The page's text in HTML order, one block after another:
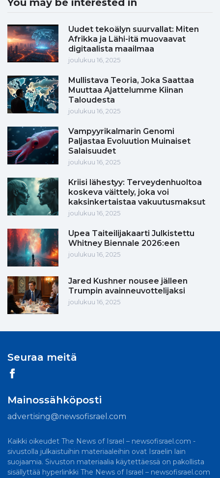
You may be interested in
Uudet tekoälyn suurvallat: Miten
Afrikka ja Lähi-itä muovaavat
digitaalista maailmaa
joulukuu 16, 2025
Mullistava Teoria, Joka Saattaa
Muuttaa Ajattelumme Kiinan
Taloudesta
joulukuu 16, 2025
Vampyyrikalmarin Genomi
Paljastaa Evoluution Muinaiset
Salaisuudet
joulukuu 16, 2025
Kriisi lähestyy: Terveydenhuoltoa
koskeva väittely, joka voi
kaksinkertaistaa vakuutusmaksut
joulukuu 16, 2025
Upea Taiteilijakaarti Julkistettu
Whitney Biennale 2026:een
joulukuu 16, 2025
Jared Kushner nousee jälleen
Trumpin avainneuvottelijaksi
joulukuu 16, 2025
Seuraa meitä
Mainossähköposti
advertising@newsofisrael.com
Kaikki oikeudet The News of Israel – newsofisrael.com -
sivustolla julkaistuihin materiaaleihin ovat Israelin lain
suojaamia. Sivuston materiaalia käytettäessä on pakollista
sisällyttää hyperlinkki The News of Israel – newsofisrael.com